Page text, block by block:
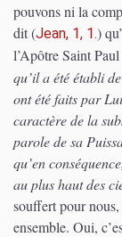
pouvons ni la
dit(Jean, 1, 1.)
l’Apôtre Saint
qu’il a été établi
ont été faits par
caractère de la
parole de sa
qu’en
au plus haut des
souffert pour
ensemble. Oui,